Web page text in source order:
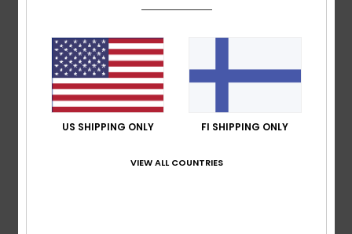
Size
Too small Too large
US SHIPPING ONLY FI SHIPPING ONLY
VIEW ALL COUNTRIES